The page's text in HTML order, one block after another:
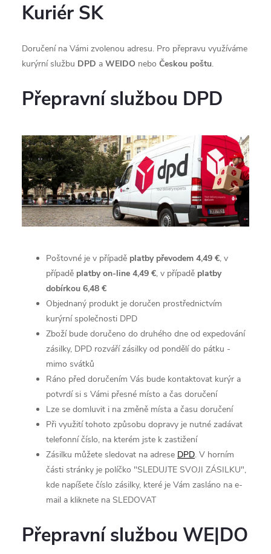
Kuriér SK
Doručení na Vámi zvolenou adresu. Pro přepravu využíváme
kurýrní službu DPD a WEIDO nebo Českou poštu.
Přepravní službou DPD
Poštovné je v případě platby převodem 4,49 €, v
případě platbyon-line 4,49 €, v případě platby
dobírkou 6,48 €
Objednaný produkt je doručen prostřednictvím
kurýrní společnosti DPD
Zboží bude doručeno do druhého dne od expedování
zásilky, DPD rozváří zásilky od pondělí do pátku -
mimo svátků
Ráno před doručením Vás bude kontaktovat kurýr a
potvrdí si s Vámi přesné místo a čas doručení
Lze se domluvit i na změně místa a času doručení
Při využití tohoto způsobu dopravy je nutné zadávat
telefonní číslo, na kterém jste k zastižení
Zásilku můžete sledovat na adrese DPD. V horním
části stránky je políčko "SLEDUJTE SVOJI ZÁSILKU",
kde napíšete číslo zásilky, které je Vám zasláno na e-
mail a kliknete na SLEDOVAT
Přepravní službou WE|DO